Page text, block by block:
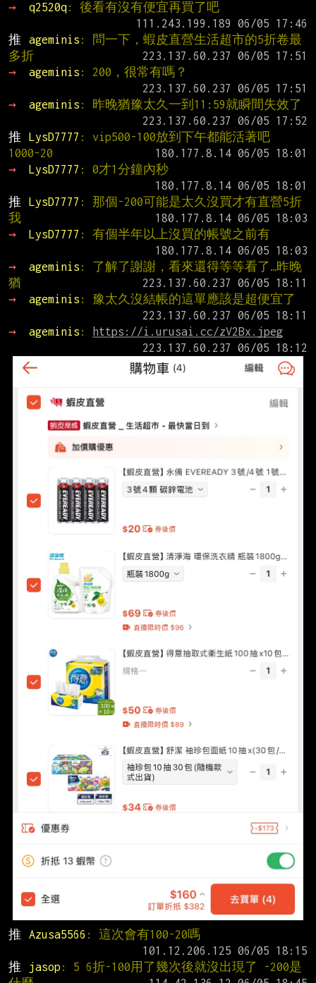
→
q2520q: 後看有沒有便宜再買了吧
推
ageminis : 問一下，蝦皮直營生活超市的5折卷最
多折
→
ageminis : 200，很常有嗎？
→
ageminis : 昨晚猶豫太久一到11:59就瞬間失效了
推
LysD7777 : vip500-100放到下午都能活著吧
1000-20
→
LysD7777 : 0才1分鐘內秒
推
LysD7777 : 那個-200可能是太久沒買才有直營5折
我
→
LysD7777 : 有個半年以上沒買的帳號之前有
→
ageminis : 了解了謝謝，看來還得等等看了…昨晚
猶
→
ageminis : 豫太久沒結帳的這單應該是超便宜了
→
ageminis :
https://i.urusai.cc/zV2Bx.jpeg
推 Azusa5566 : 這次會有100-20嗎
推
jasop : 5 6折-100用了幾次後就沒出現了 -200是